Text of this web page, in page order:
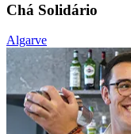
Chá Solidário
Algarve